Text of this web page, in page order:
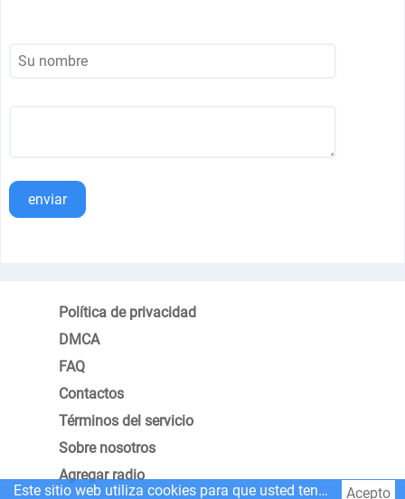
enviar
Política de privacidad
DMCA
FAQ
Contactos
Términos del servicio
Sobre nosotros
Agregar radio
Este sitio web utiliza cookies para que usted tenga la mejor experiencia.
Acepto